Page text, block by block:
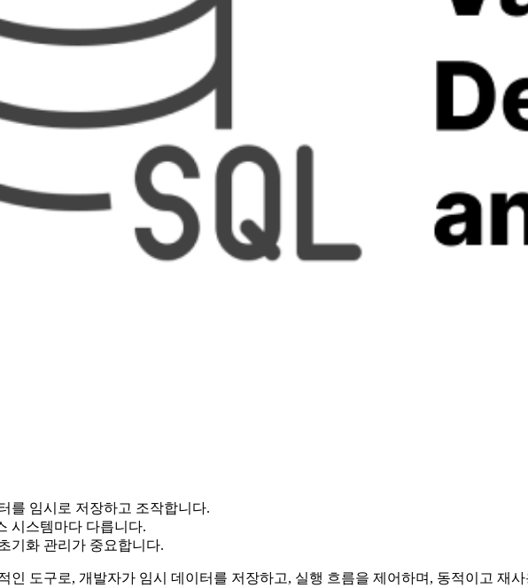
를 임시로 저장하고 조작합니다.
시스템마다 다릅니다.
기화 관리가 중요합니다.
인 도구로, 개발자가 임시 데이터를 저장하고, 실행 흐름을 제어하며, 동적이고 재